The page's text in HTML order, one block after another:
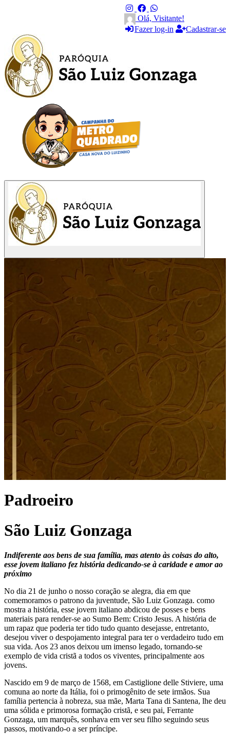
Olá, Visitante!
Fazer log-in
Cadastrar-se
Padroeiro
São Luiz Gonzaga
Indiferente aos bens de sua família, mas atento às coisas do alto,
esse jovem italiano fez história dedicando-se à caridade e amor ao
próximo
No dia 21 de junho o nosso coração se alegra, dia em que
comemoramos o patrono da juventude, São Luiz Gonzaga. como
mostra a história, esse jovem italiano abdicou de posses e bens
materiais para render-se ao Sumo Bem: Cristo Jesus. A história de
um rapaz que poderia ter tido tudo quanto desejasse, entretanto,
desejou viver o despojamento integral para ter o verdadeiro tudo em
sua vida. Aos 23 anos deixou um imenso legado, tornando-se
exemplo de vida cristã a todos os viventes, principalmente aos
jovens.
Nascido em 9 de março de 1568, em Castiglione delle Stiviere, uma
comuna ao norte da Itália, foi o primogênito de sete irmãos. Sua
família pertencia à nobreza, sua mãe, Marta Tana di Santena, lhe deu
uma sólida e primorosa formação cristã, e seu pai, Ferrante
Gonzaga, um marquês, sonhava em ver seu filho seguindo seus
passos, motivando-o a ser príncipe.